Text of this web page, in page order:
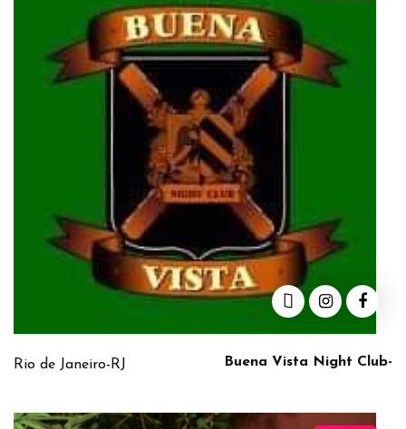
Buena Vista Night Club-
Rio de Janeiro-RJ